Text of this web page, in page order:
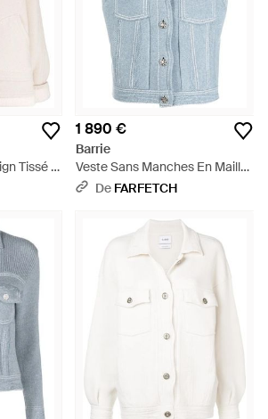
Tissé -
1 890 €
Barrie
Veste Sans Manches En Maille
- Bleu
De FARFETCH